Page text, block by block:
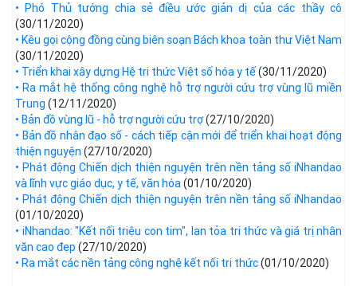
• Phó Thủ tướng chia sẻ điều ước giản dị của các thầy cô
(30/11/2020)
• Kêu gọi cộng đồng cùng biên soạn Bách khoa toàn thư Việt Nam
(30/11/2020)
• Triển khai xây dựng Hệ tri thức Việt số hóa y tế(30/11/2020)
• Ra mắt hệ thống công nghệ hỗ trợ người cứu trợ vùng lũ miền
Trung (12/11/2020)
• Bản đồ vùng lũ - hỗ trợ người cứu trợ(27/10/2020)
• Bản đồ nhân đạo số - cách tiếp cận mới để triển khai hoạt động
thiện nguyện (27/10/2020)
• Phát động Chiến dịch thiện nguyện trên nền tảng số iNhandao
và lĩnh vực giáo dục, y tế, văn hóa(01/10/2020)
• Phát động Chiến dịch thiện nguyện trên nền tảng số iNhandao
(01/10/2020)
• iNhandao: "Kết nối triệu con tim", lan tỏa tri thức và giá trị nhân
văn cao đẹp (27/10/2020)
• Ra mắt các nền tảng công nghệ kết nối tri thức(01/10/2020)